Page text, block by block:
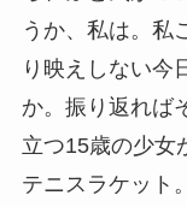
うか、私は。私
り映えしない今
か。振り返れば
立つ15歳の少女
テニスラケット